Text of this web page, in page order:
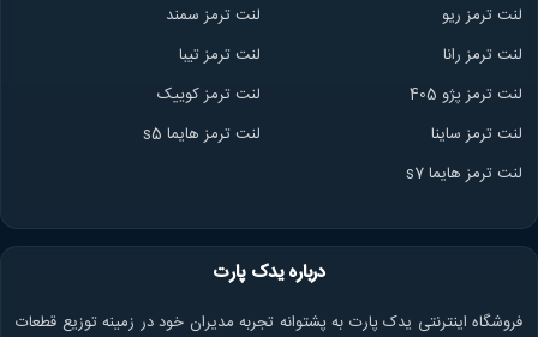
لنت ترمز ریو
لنت ترمز سمند
لنت ترمز رانا
لنت ترمز تیبا
لنت ترمز پژو 405
لنت ترمز کوییک
لنت ترمز ساینا
لنت ترمز هایما s5
لنت ترمز هایما s7
درباره یدک پارت
فروشگاه اینترنتی یدک پارت به پشتوانه تجربه مدیران خود در زمینه توزیع قطعات